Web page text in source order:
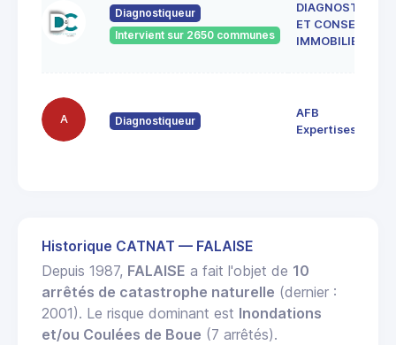
Diagnostiqueur
Intervient sur 2650 communes
DIAGNOSTICS
ET CONSEILS
IMMOBILIER
A Diagnostiqueur
AFB
Expertises
Historique CATNAT — FALAISE
Depuis 1987, FALAISE a fait l'objet de 10
arrêtés de catastrophe naturelle (dernier :
2001). Le risque dominant est Inondations
et/ou Coulées de Boue (7 arrêtés).